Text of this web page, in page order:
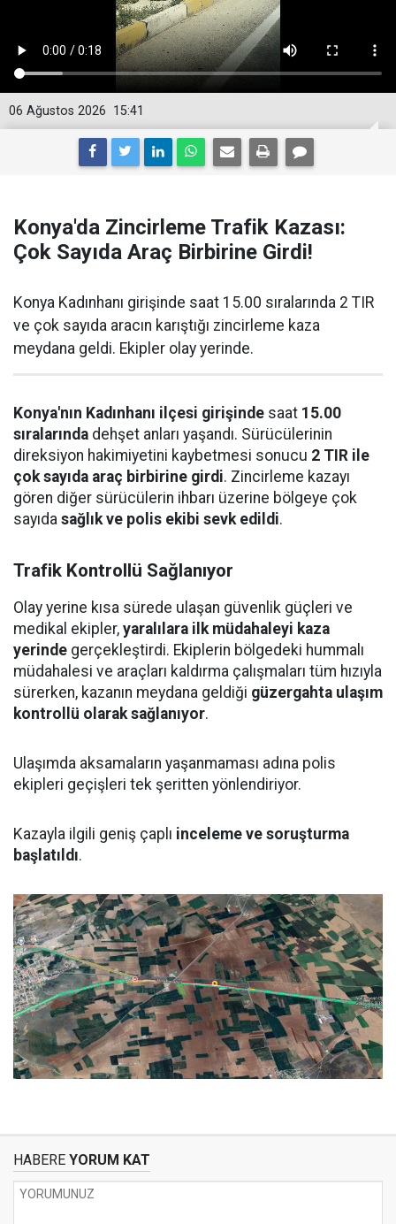
15:41
06 Ağustos 2026
Konya'da Zincirleme Trafik Kazası:
Çok Sayıda Araç Birbirine Girdi!
Konya Kadınhanı girişinde saat 15.00 sıralarında 2 TIR
ve çok sayıda aracın karıştığı zincirleme kaza
meydana geldi. Ekipler olay yerinde.
Konya'nın Kadınhanı ilçesi girişinde saat 15.00
sıralarında dehşet anları yaşandı. Sürücülerinin
direksiyon hakimiyetini kaybetmesi sonucu 2 TIR ile
çok sayıda araç birbirine girdi. Zincirleme kazayı
gören diğer sürücülerin ihbarı üzerine bölgeye çok
sayıda sağlık ve polis ekibi sevk edildi.
Trafik Kontrollü Sağlanıyor
Olay yerine kısa sürede ulaşan güvenlik güçleri ve
medikal ekipler, yaralılara ilk müdahaleyi kaza
yerinde gerçekleştirdi. Ekiplerin bölgedeki hummalı
müdahalesi ve araçları kaldırma çalışmaları tüm hızıyla
sürerken, kazanın meydana geldiği güzergahta ulaşım
kontrollü olarak sağlanıyor.
Ulaşımda aksamaların yaşanmaması adına polis
ekipleri geçişleri tek şeritten yönlendiriyor.
Kazayla ilgili geniş çaplı inceleme ve soruşturma
başlatıldı.
HABERE YORUM KAT